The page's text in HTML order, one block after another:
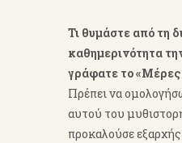
Τι θυμάστε από τη
καθημερινότητα
γράφατε το
Πρέπει να
αυτού του
προκαλούσε